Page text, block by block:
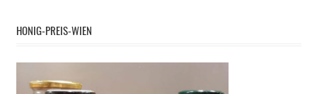
HONIG-PREIS-WIEN